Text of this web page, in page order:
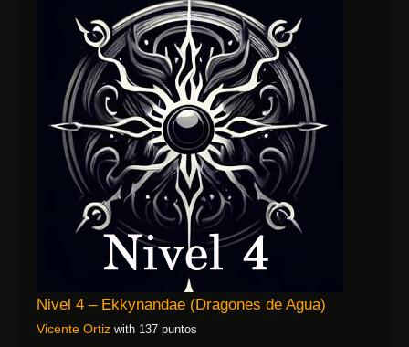
Nivel 4 – Ekkynandae (Dragones de Agua)
Vicente Ortiz with 137 puntos